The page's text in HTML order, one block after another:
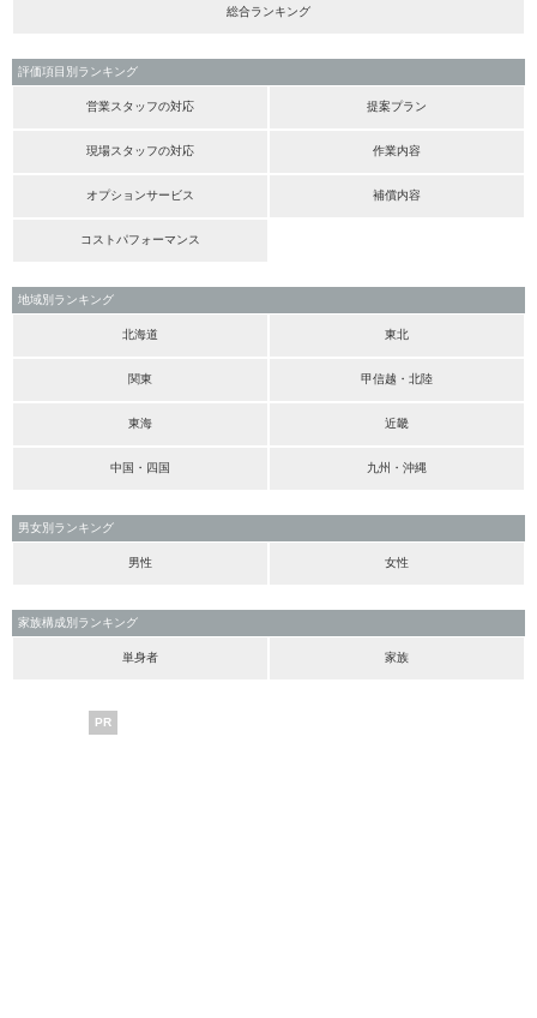
総合ランキング
評価項目別ランキング
営業スタッフの対応 提案プラン
現場スタッフの対応 作業内容
オプションサービス 補償内容
コストパフォーマンス
地域別ランキング
北海道 東北
関東 甲信越・北陸
東海 近畿
中国・四国 九州・沖縄
男女別ランキング
男性 女性
家族構成別ランキング
単身者 家族
PR